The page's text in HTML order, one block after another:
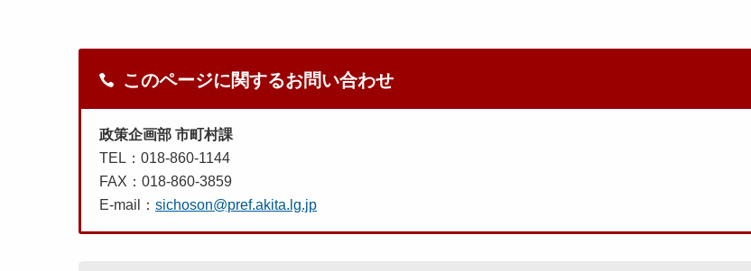
このページに関するお問い合わせ
政策企画部 市町村課
TEL：018-860-1144
FAX：018-860-3859
E-mail： sichoson@pref.akita.lg.jp